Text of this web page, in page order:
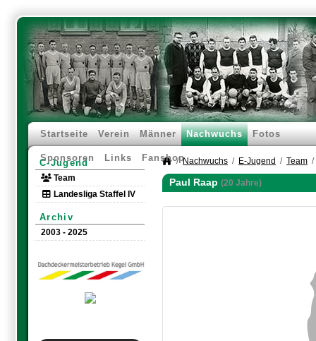
Startseite Verein Männer Nachwuchs Fotos
Sponsoren Links Fanshop
C-Jugend
Team
Landesliga Staffel IV
Archiv
2003 - 2025
Nachwuchs E-Jugend Team
Paul Raap (20 Jahre)